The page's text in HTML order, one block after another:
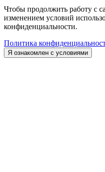
Чтобы продолжить работу с
изменением условий
конфиденциальности.
Политика
Я ознакомлен с условиями